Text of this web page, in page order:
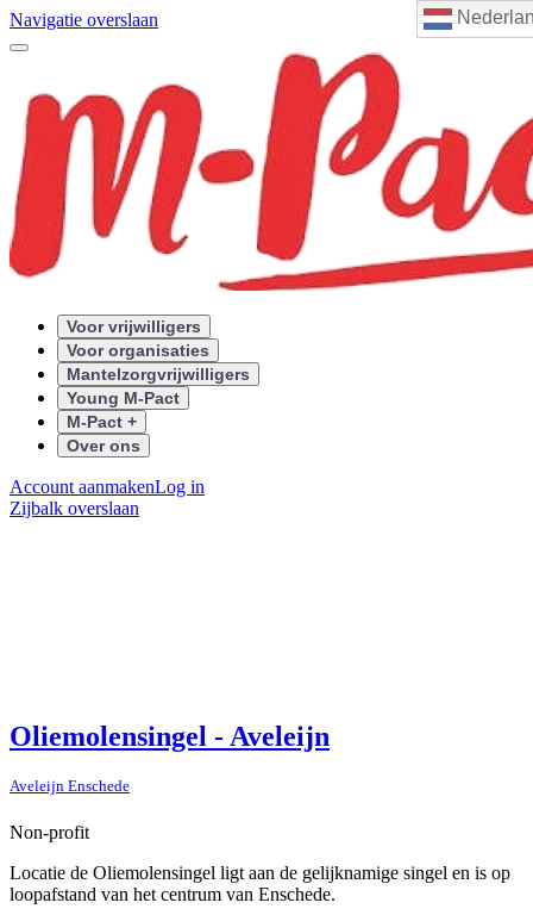
Navigatie overslaan
Voor vrijwilligers
Voor organisaties
Mantelzorgvrijwilligers
Young M-Pact
M-Pact +
Over ons
Account aanmakenLog in
Zijbalk overslaan
Oliemolensingel - Aveleijn
Aveleijn Enschede
Non-profit
Locatie de Oliemolensingel ligt aan de gelijknamige singel en is op
loopafstand van het centrum van Enschede.